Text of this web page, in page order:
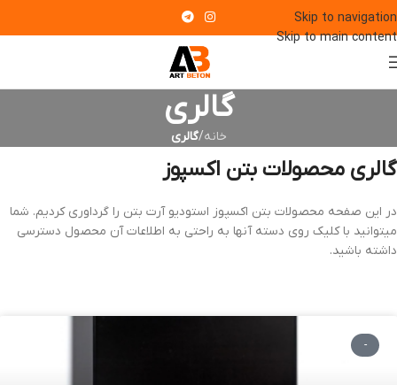
Skip to navigation
Skip to main content
گالری
خانه/گالری
گالری محصولات بتن اکسپوز
در این صفحه محصولات بتن اکسپوز استودیو آرت بتن را گرداوری کردیم. شما
میتوانید با کلیک روی دسته آنها به راحتی به اطلاعات آن محصول دسترسی
داشته باشید.
-